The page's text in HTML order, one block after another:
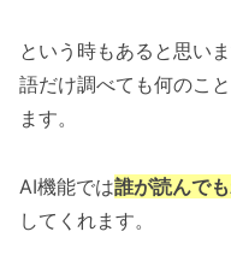
という時もあると思い
語だけ調べても何のこ
ます。
AI機能では誰が読んで
してくれます。